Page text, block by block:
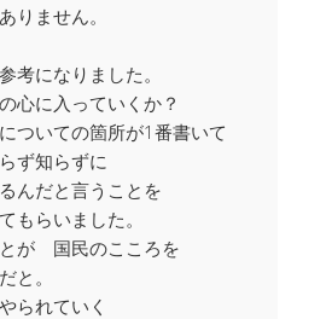
りません。
になりました。
心に入っていくか？
ついての箇所が1番書いて
ず知らずに
んだと言うことを
もらいました。
が 国民のこころを
と。
られていく